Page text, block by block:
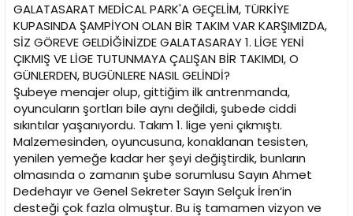
GALATASARAT MEDİCAL PARK'A GEÇELİM, TÜRKİYE
KUPASINDA ŞAMPİYON OLAN BİR TAKIM VAR KARŞIMIZDA,
SİZ GÖREVE GELDİĞİNİZDE GALATASARAY 1. LİGE YENİ
ÇIKMIŞ VE LİGE TUTUNMAYA ÇALIŞAN BİR TAKIMDI, O
GÜNLERDEN, BUGÜNLERE NASIL GELİNDİ?
Şubeye menajer olup, gittiğim ilk antrenmanda,
oyuncuların şortları bile aynı değildi, şubede ciddi
sıkıntılar yaşanıyordu. Takım 1. lige yeni çıkmıştı.
Malzemesinden, oyuncusuna, konaklanan tesisten,
yenilen yemeğe kadar her şeyi değiştirdik, bunların
olmasında o zamanın şube sorumlusu Sayın Ahmet
Dedehayır ve Genel Sekreter Sayın Selçuk İren’in
desteği çok fazla olmuştur. Bu iş tamamen vizyon ve